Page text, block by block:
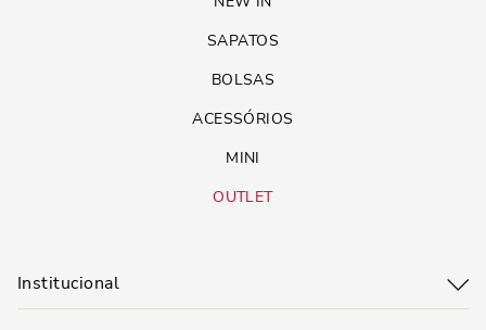
SAPATOS
BOLSAS
ACESSÓRIOS
MINI
OUTLET
Institucional